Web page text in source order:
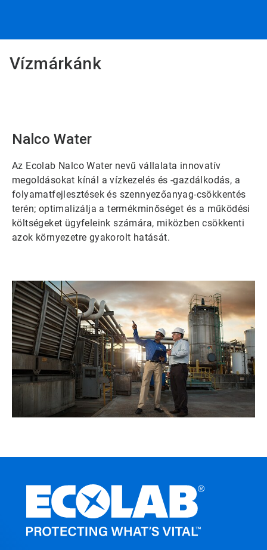
Vízmárkánk
Nalco Water
Az Ecolab Nalco Water nevű vállalata innovatív
megoldásokat kínál a vízkezelés és -gazdálkodás, a
folyamatfejlesztések és szennyezőanyag-csökkentés
terén; optimalizálja a termékminőséget és a működési
költségeket ügyfeleink számára, miközben csökkenti
azok környezetre gyakorolt hatását.